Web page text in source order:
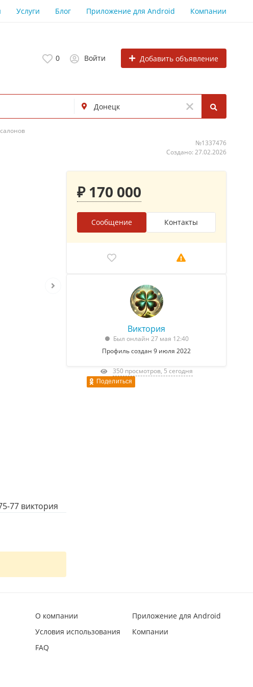
Услуги Блог Приложение для Android Компании
0 Войти Добавить объявление
№1337476
Создано: 27.02.2026
77 виктория
₽ 170 000
Сообщение Контакты
Виктория
Был онлайн 27 мая 12:40
Профиль создан 9 июля 2022
350 просмотров, 5 сегодня
Поделиться
О компании
Условия использования
FAQ
Приложение для Android
Компании